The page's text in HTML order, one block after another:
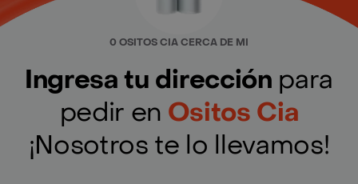
0 OSITOS CIA CERCA DE MI
Ingresa tu dirección para
pedir en Ositos Cia
¡Nosotros te lo llevamos!